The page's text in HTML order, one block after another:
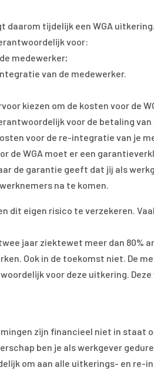
daarom tijdelijk een WGA
voor:
medewerker;
van de medewerker.
kiezen om de kosten voor de
voor de betaling
voor de re-integratie van je
de WGA moet er een
de garantie geeft dat jij als
na te komen.
dit eigen risico te verzekeren.
jaar ziektewet meer dan 80%
Ook in de toekomst niet. De
voor deze uitkering.
zijn financieel niet in staat
ben je als werkgever
om aan alle uitkerings- en re-